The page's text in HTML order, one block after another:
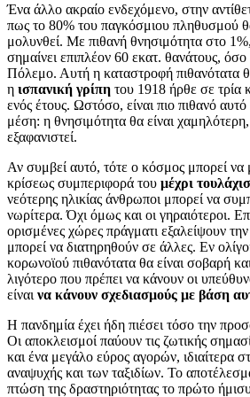
Ένα άλλο ακραίο ενδεχόμενο, στην
πως το 80% του παγκόσμιου πληθυσμού
μολυνθεί. Με πιθανή θνησιμότητα στο
σημαίνει επιπλέον 60 εκατ. θανάτους,
Πόλεμο. Αυτή η καταστροφή πιθανότατα
η ισπανική γρίπη του 1918 ήρθε σε τρία
ενός έτους. Ωστόσο, είναι πιο πιθανό
μέση: η θνησιμότητα θα είναι
εξαφανιστεί.
Αν συμβεί αυτό, τότε ο κόσμος μπορεί να
κρίσεως συμπεριφορά του μέχρι
νεότερης ηλικίας άνθρωποι μπορεί να
νωρίτερα. Όχι όμως και οι γηραιότεροι.
ορισμένες χώρες πράγματι εξαλείψουν
μπορεί να διατηρηθούν σε άλλες. Εν
κορωνοϊού πιθανότατα θα είναι σοβαρή
λιγότερο που πρέπει να κάνουν οι
είναι να κάνουν σχεδιασμούς με βάση
Η πανδημία έχει ήδη πιέσει τόσο την
Οι αποκλεισμοί παύουν τις ζωτικής
και ένα μεγάλο εύρος αγορών, ιδιαίτερα
αναψυχής και των ταξιδίων. Το
πτώση της δραστηριότητας το πρώτο